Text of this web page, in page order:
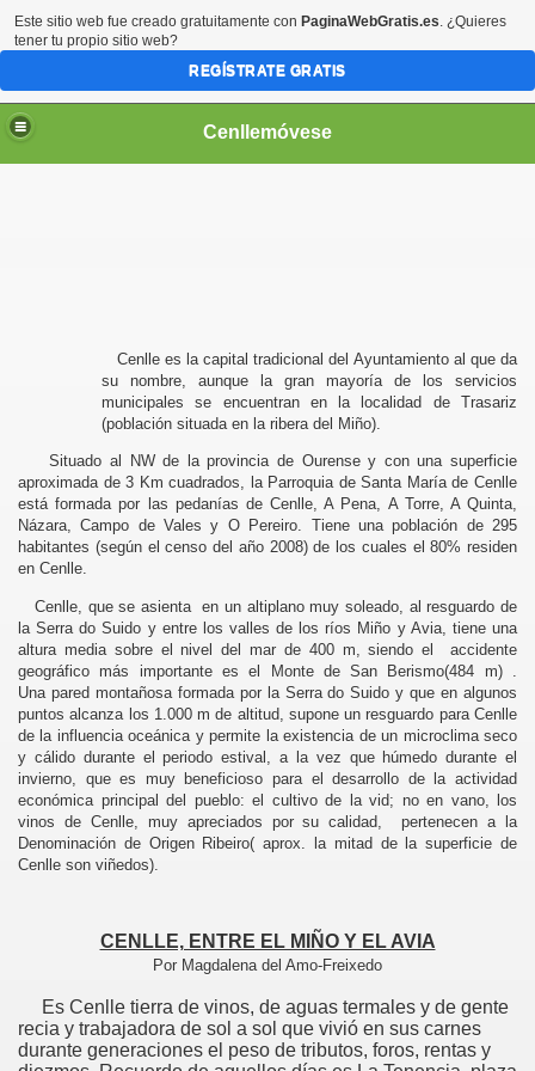
Cenllemóvese
Cenlle es la capital tradicional del Ayuntamiento al que da
su nombre, aunque la gran mayoría de los servicios
municipales se encuentran en la localidad de Trasariz
(población situada en la ribera del Miño).
Situado al NW de la provincia de Ourense y con una superficie
aproximada de 3 Km cuadrados, la Parroquia de Santa María de Cenlle
está formada por las pedanías de Cenlle, A Pena, A Torre, A Quinta,
Názara, Campo de Vales y O Pereiro. Tiene una población de 295
habitantes (según el censo del año 2008) de los cuales el 80% residen
en Cenlle.
Cenlle, que se asienta en un altiplano muy soleado, al resguardo de
la Serra do Suido y entre los valles de los ríos Miño y Avia, tiene una
altura media sobre el nivel del mar de 400 m, siendo el accidente
geográfico más importante es el Monte de San Berismo(484 m) .
Una pared montañosa formada por la Serra do Suido y que en algunos
puntos alcanza los 1.000 m de altitud, supone un resguardo para Cenlle
de la influencia oceánica y permite la existencia de un microclima seco
y cálido durante el periodo estival, a la vez que húmedo durante el
invierno, que es muy beneficioso para el desarrollo de la actividad
económica principal del pueblo: el cultivo de la vid; no en vano, los
vinos de Cenlle, muy apreciados por su calidad, pertenecen a la
Denominación de Origen Ribeiro( aprox. la mitad de la superficie de
Cenlle son viñedos).
CENLLE, ENTRE EL MIÑO Y EL AVIA
Por Magdalena del Amo-Freixedo
Es Cenlle tierra de vinos, de aguas termales y de gente
recia y trabajadora de sol a sol que vivió en sus carnes
durante generaciones el peso de tributos, foros, rentas y
Este sitio web fue creado gratuitamente con PaginaWebGratis.es. ¿Quieres
tener tu propio sitio web?
REGÍSTRATE GRATIS